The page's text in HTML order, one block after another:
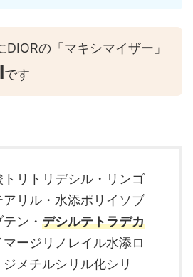
DIORの「マキシマイザー」
です
トリトリデシル・リンゴ
リル・水添ポリイソブ
ン・ デシルテトラデカ
ージリノレイル水添ロ
メチルシリル化シリ